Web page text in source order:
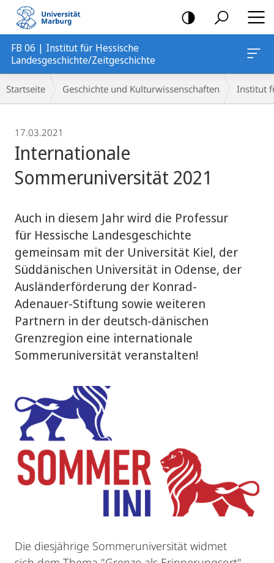
Mobile-
Navigation
FB 06 | Institut für Hessische
Landesgeschichte/Zeitgeschichte
Breadcrumb-
Navigation
Startseite Geschichte und Kulturwissenschaften Institut
17.03.2021
Internationale
Sommeruniversität 2021
Auch in diesem Jahr wird die Professur
für Hessische Landesgeschichte
gemeinsam mit der Universität Kiel, der
Süddänischen Universität in Odense, der
Ausländerförderung der Konrad-
Adenauer-Stiftung sowie weiteren
Partnern in der deutsch-dänischen
Grenzregion eine internationale
Sommeruniversität veranstalten!
Die diesjährige Sommeruniversität widmet